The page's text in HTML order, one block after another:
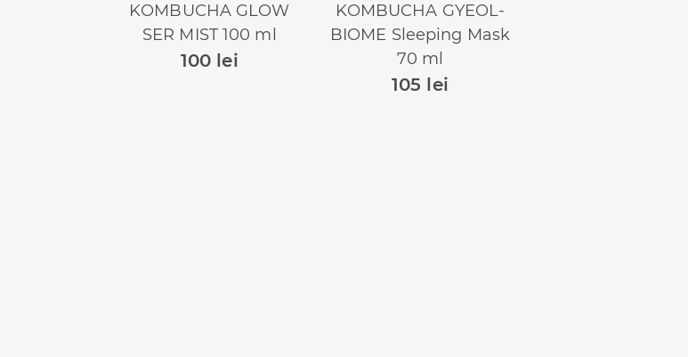
KOMBUCHA GLOW
SER MIST 100 ml
100 lei
KOMBUCHA GYEOL-
BIOME Sleeping Mask
70 ml
105 lei